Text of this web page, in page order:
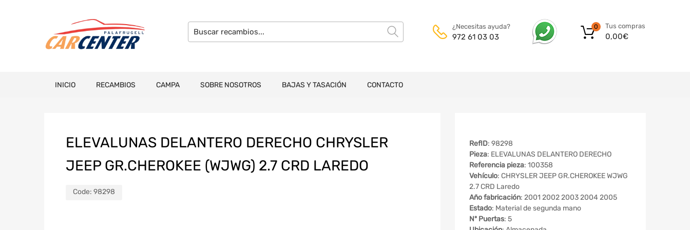
¿Necesitas ayuda?
972 61 03 03
Tus compras
0,00€
0
INICIO RECAMBIOS CAMPA SOBRE NOSOTROS BAJAS Y TASACIÓN CONTACTO
ELEVALUNAS DELANTERO DERECHO CHRYSLER
JEEP GR.CHEROKEE (WJWG) 2.7 CRD LAREDO
Code: 98298
RefID: 98298
Pieza: ELEVALUNAS DELANTERO DERECHO
Referencia pieza: 100358
Vehículo: CHRYSLER JEEP GR.CHEROKEE WJWG
2.7 CRD Laredo
Año fabricación: 2001 2002 2003 2004 2005
Estado: Material de segunda mano
Nº Puertas: 5